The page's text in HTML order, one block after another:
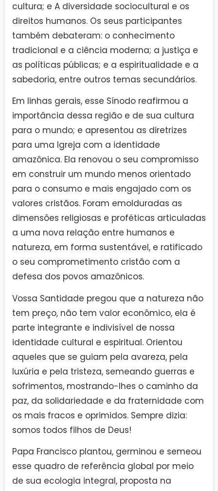
cultura; e A diversidade sociocultural e os
direitos humanos. Os seus participantes
também debateram: o conhecimento
tradicional e a ciência moderna; a justiça e
as políticas públicas; e a espiritualidade e a
sabedoria, entre outros temas secundários.
Em linhas gerais, esse Sínodo reafirmou a
importância dessa região e de sua cultura
para o mundo; e apresentou as diretrizes
para uma Igreja com a identidade
amazônica. Ela renovou o seu compromisso
em construir um mundo menos orientado
para o consumo e mais engajado com os
valores cristãos. Foram emolduradas as
dimensões religiosas e proféticas articuladas
a uma nova relação entre humanos e
natureza, em forma sustentável, e ratificado
o seu comprometimento cristão com a
defesa dos povos amazônicos.
Vossa Santidade pregou que a natureza não
tem preço, não tem valor econômico, ela é
parte integrante e indivisível de nossa
identidade cultural e espiritual. Orientou
aqueles que se guiam pela avareza, pela
luxúria e pela tristeza, semeando guerras e
sofrimentos, mostrando-lhes o caminho da
paz, da solidariedade e da fraternidade com
os mais fracos e oprimidos. Sempre dizia:
somos todos filhos de Deus!
Papa Francisco plantou, germinou e semeou
esse quadro de referência global por meio
de sua ecologia integral, proposta na